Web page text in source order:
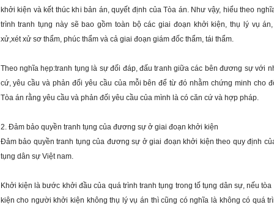
khởi kiện và kết thúc khi bản án, quyết định của Tòa án. Như vậy, hiểu theo
trình tranh tụng này sẽ bao gồm toàn bộ các giai đoạn khởi kiện, thụ lý vụ
xử,xét xử sơ thẩm, phúc thẩm và cả giai đoạn giám đốc thẩm, tái thẩm.
Theo nghĩa hẹp:tranh tụng là sự đối đáp, đấu tranh giữa các bên đương sự với
cứ, yêu cầu và phản đối yêu cầu của mỗi bên để từ đó nhằm chứng minh cho
Tòa án rằng yêu cầu và phản đối yêu cầu của mình là có căn cứ và hợp pháp.
2. Đảm bảo quyền tranh tụng của đương sự ở giai đoạn khởi kiện
Đảm bảo quyền tranh tụng của đương sự ở giai đoạn khởi kiện theo quy định
tụng dân sự Việt nam.
Khởi kiện là bước khởi đầu của quá trình tranh tụng trong tố tụng dân sự, nếu
kiện cho người khởi kiện không thụ lý vụ án thì cũng có nghĩa là không có quá